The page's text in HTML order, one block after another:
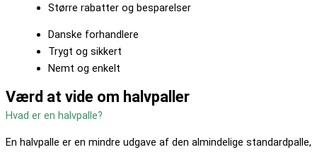
Større rabatter og besparelser
Danske forhandlere
Trygt og sikkert
Nemt og enkelt
Værd at vide om halvpaller
Hvad er en halvpalle?
En halvpalle er en mindre udgave af den almindelige standardpalle,